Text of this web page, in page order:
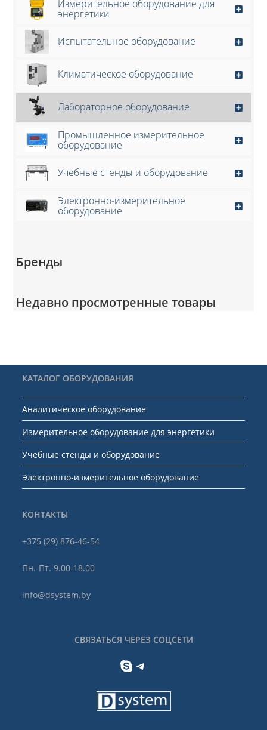
Измерительное оборудование для
энергетики
Испытательное оборудование
Климатическое оборудование
Лабораторное оборудование
Промышленное измерительное
оборудование
Учебные стенды и оборудование
Электронно-измерительное
оборудование
Бренды
Недавно просмотренные товары
КАТАЛОГ ОБОРУДОВАНИЯ
Аналитическое оборудование
Измерительное оборудование для энергетики
Учебные стенды и оборудование
Электронно-измерительное оборудование
КОНТАКТЫ
+375 (29) 876-46-54
Пн.-Пт. 9.00-18.00
info@dsystem.by
СВЯЗАТЬСЯ ЧЕРЕЗ СОЦСЕТИ
SkypeTelegram